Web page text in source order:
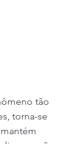
tão
torna-se